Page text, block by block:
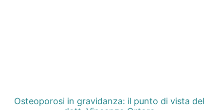
Osteoporosi in gravidanza: il punto di vista del